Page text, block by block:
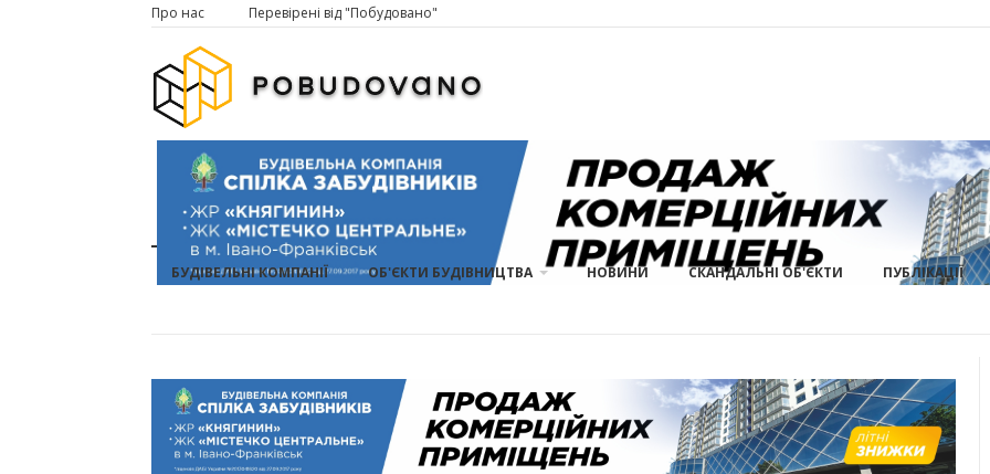
Про нас Перевірені від "Побудовано"
БУДІВЕЛЬНІ КОМПАНІЇ ОБ'ЄКТИ БУДІВНИЦТВА НОВИНИ СКАНДАЛЬНІ ОБ'ЄКТИ ПУБЛІКАЦІЇ